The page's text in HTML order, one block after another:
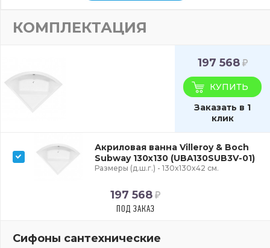
КОМПЛЕКТАЦИЯ
197 568
КУПИТЬ
Заказать в 1
клик
Акриловая ванна Villeroy & Boch
Subway 130x130 (UBA130SUB3V-01)
Размеры (д.ш.г.) - 130x130x42 см.
197 568
ПОД ЗАКАЗ
Сифоны сантехнические